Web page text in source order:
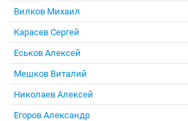
Вилков Михаил
Карасев Сергей
Еськов Алексей
Мешков Виталий
Николаев Алексей
Егоров Александр